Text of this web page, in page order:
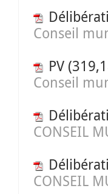
Conseil
PV
Conseil
CONSEIL
CONSEIL